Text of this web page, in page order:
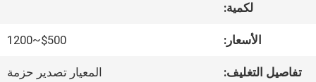
في
لكمية:
الأسعار: $500~1200
تفاصيل التغليف: المعيار تصدير حزمة